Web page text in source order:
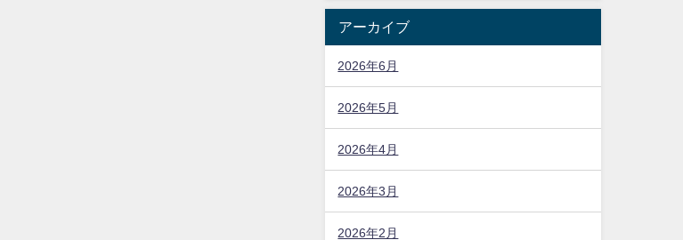
アーカイブ
2026年6月
2026年5月
2026年4月
2026年3月
2026年2月